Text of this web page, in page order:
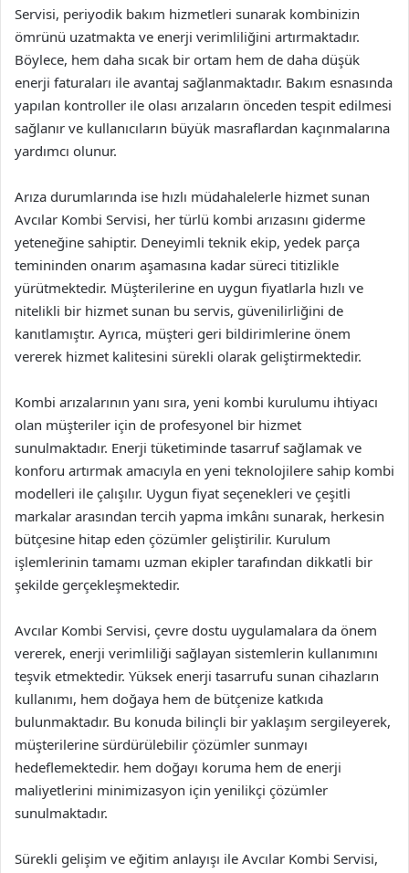
Servisi, periyodik bakım hizmetleri sunarak kombinizin
ömrünü uzatmakta ve enerji verimliliğini artırmaktadır.
Böylece, hem daha sıcak bir ortam hem de daha düşük
enerji faturaları ile avantaj sağlanmaktadır. Bakım esnasında
yapılan kontroller ile olası arızaların önceden tespit edilmesi
sağlanır ve kullanıcıların büyük masraflardan kaçınmalarına
yardımcı olunur.
Arıza durumlarında ise hızlı müdahalelerle hizmet sunan
Avcılar Kombi Servisi, her türlü kombi arızasını giderme
yeteneğine sahiptir. Deneyimli teknik ekip, yedek parça
temininden onarım aşamasına kadar süreci titizlikle
yürütmektedir. Müşterilerine en uygun fiyatlarla hızlı ve
nitelikli bir hizmet sunan bu servis, güvenilirliğini de
kanıtlamıştır. Ayrıca, müşteri geri bildirimlerine önem
vererek hizmet kalitesini sürekli olarak geliştirmektedir.
Kombi arızalarının yanı sıra, yeni kombi kurulumu ihtiyacı
olan müşteriler için de profesyonel bir hizmet
sunulmaktadır. Enerji tüketiminde tasarruf sağlamak ve
konforu artırmak amacıyla en yeni teknolojilere sahip kombi
modelleri ile çalışılır. Uygun fiyat seçenekleri ve çeşitli
markalar arasından tercih yapma imkânı sunarak, herkesin
bütçesine hitap eden çözümler geliştirilir. Kurulum
işlemlerinin tamamı uzman ekipler tarafından dikkatli bir
şekilde gerçekleşmektedir.
Avcılar Kombi Servisi, çevre dostu uygulamalara da önem
vererek, enerji verimliliği sağlayan sistemlerin kullanımını
teşvik etmektedir. Yüksek enerji tasarrufu sunan cihazların
kullanımı, hem doğaya hem de bütçenize katkıda
bulunmaktadır. Bu konuda bilinçli bir yaklaşım sergileyerek,
müşterilerine sürdürülebilir çözümler sunmayı
hedeflemektedir. hem doğayı koruma hem de enerji
maliyetlerini minimizasyon için yenilikçi çözümler
sunulmaktadır.
Sürekli gelişim ve eğitim anlayışı ile Avcılar Kombi Servisi,